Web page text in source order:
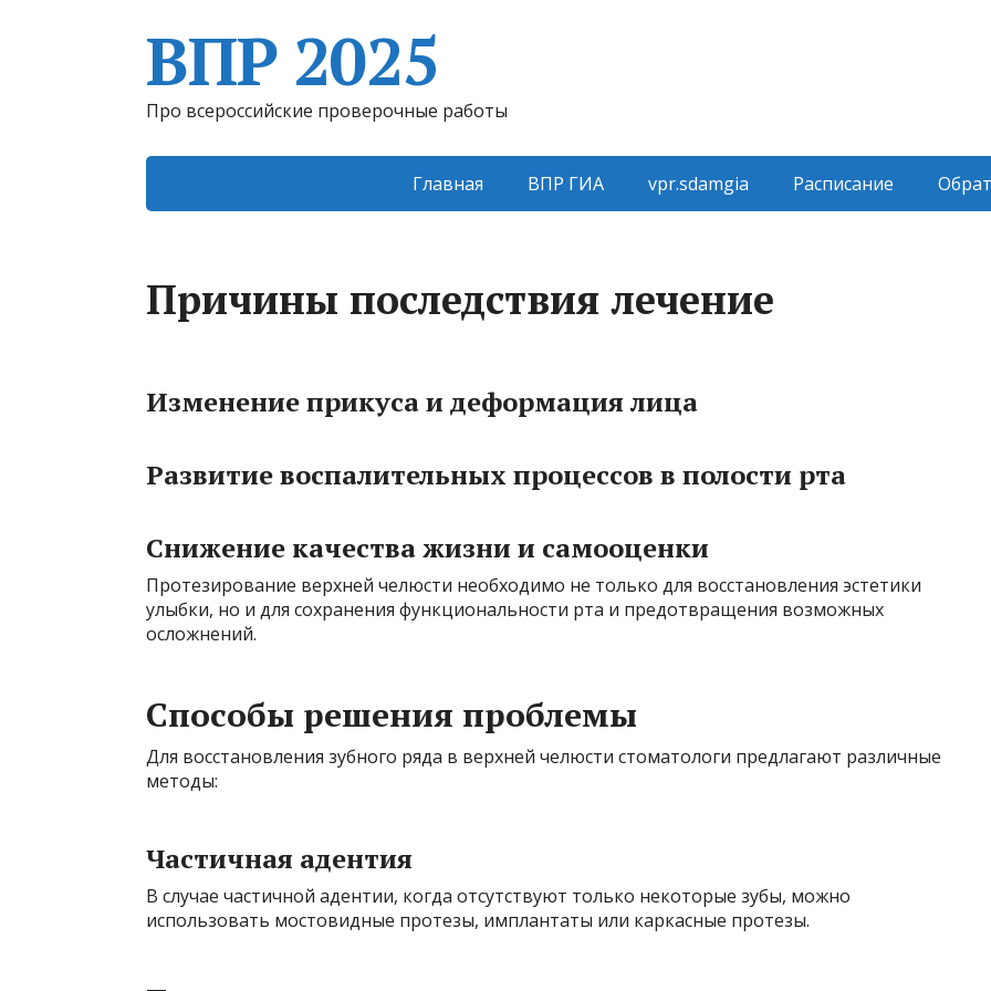
ВПР 2025
Про всероссийские проверочные работы
Главная ВПР ГИА vpr.sdamgia Расписание
Причины последствия лечение
Изменение прикуса и деформация лица
Развитие воспалительных процессов в полости рта
Снижение качества жизни и самооценки
Протезирование верхней челюсти необходимо не только для восстановления эстетики
улыбки, но и для сохранения функциональности рта и предотвращения возможных
осложнений.
Способы решения проблемы
Для восстановления зубного ряда в верхней челюсти стоматологи предлагают различные
методы:
Частичная адентия
В случае частичной адентии, когда отсутствуют только некоторые зубы, можно
использовать мостовидные протезы, имплантаты или каркасные протезы.